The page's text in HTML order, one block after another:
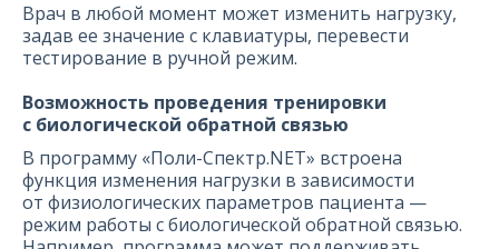
Врач в любой момент может изменить нагрузку,
задав ее значение с клавиатуры, перевести
тестирование в ручной режим.
Возможность проведения тренировки
с биологической обратной связью
В программу «Поли-Спектр.NET» встроена
функция изменения нагрузки в зависимости
от физиологических параметров пациента —
режим работы с биологической обратной связью.